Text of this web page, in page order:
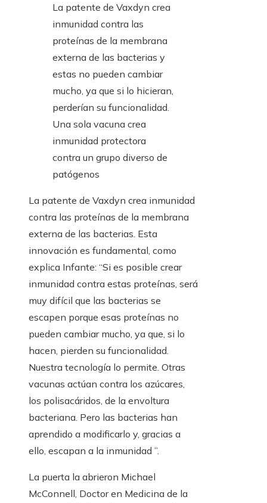
La patente de Vaxdyn crea
inmunidad contra las
proteínas de la membrana
externa de las bacterias y
estas no pueden cambiar
mucho, ya que si lo hicieran,
perderían su funcionalidad.
Una sola vacuna crea
inmunidad protectora
contra un grupo diverso de
patógenos
La patente de Vaxdyn crea inmunidad
contra las proteínas de la membrana
externa de las bacterias. Esta
innovación es fundamental, como
explica Infante: “Si es posible crear
inmunidad contra estas proteínas, será
muy difícil que las bacterias se
escapen porque esas proteínas no
pueden cambiar mucho, ya que, si lo
hacen, pierden su funcionalidad.
Nuestra tecnología lo permite. Otras
vacunas actúan contra los azúcares,
los polisacáridos, de la envoltura
bacteriana. Pero las bacterias han
aprendido a modificarlo y, gracias a
ello, escapan a la inmunidad ”.
La puerta la abrieron Michael
McConnell, Doctor en Medicina de la